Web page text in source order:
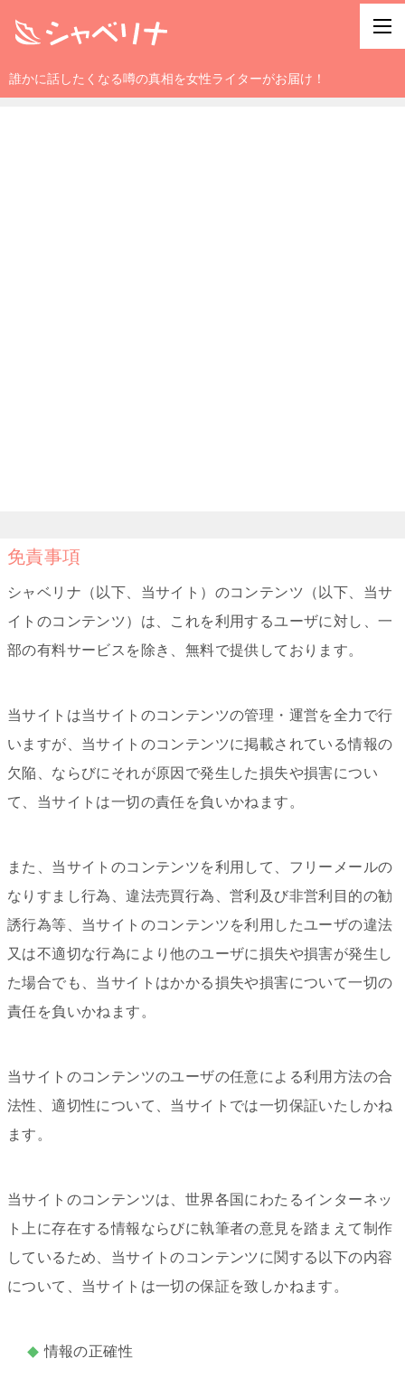
誰かに話したくなる噂の真相を女性ライターがお届け！
免責事項
シャベリナ（以下、当サイト）のコンテンツ（以下、当サ
イトのコンテンツ）は、これを利用するユーザに対し、一
部の有料サービスを除き、無料で提供しております。
当サイトは当サイトのコンテンツの管理・運営を全力で行
いますが、当サイトのコンテンツに掲載されている情報の
欠陥、ならびにそれが原因で発生した損失や損害につい
て、当サイトは一切の責任を負いかねます。
また、当サイトのコンテンツを利用して、フリーメールの
なりすまし行為、違法売買行為、営利及び非営利目的の勧
誘行為等、当サイトのコンテンツを利用したユーザの違法
又は不適切な行為により他のユーザに損失や損害が発生し
た場合でも、当サイトはかかる損失や損害について一切の
責任を負いかねます。
当サイトのコンテンツのユーザの任意による利用方法の合
法性、適切性について、当サイトでは一切保証いたしかね
ます。
当サイトのコンテンツは、世界各国にわたるインターネッ
ト上に存在する情報ならびに執筆者の意見を踏まえて制作
しているため、当サイトのコンテンツに関する以下の内容
について、当サイトは一切の保証を致しかねます。
情報の正確性